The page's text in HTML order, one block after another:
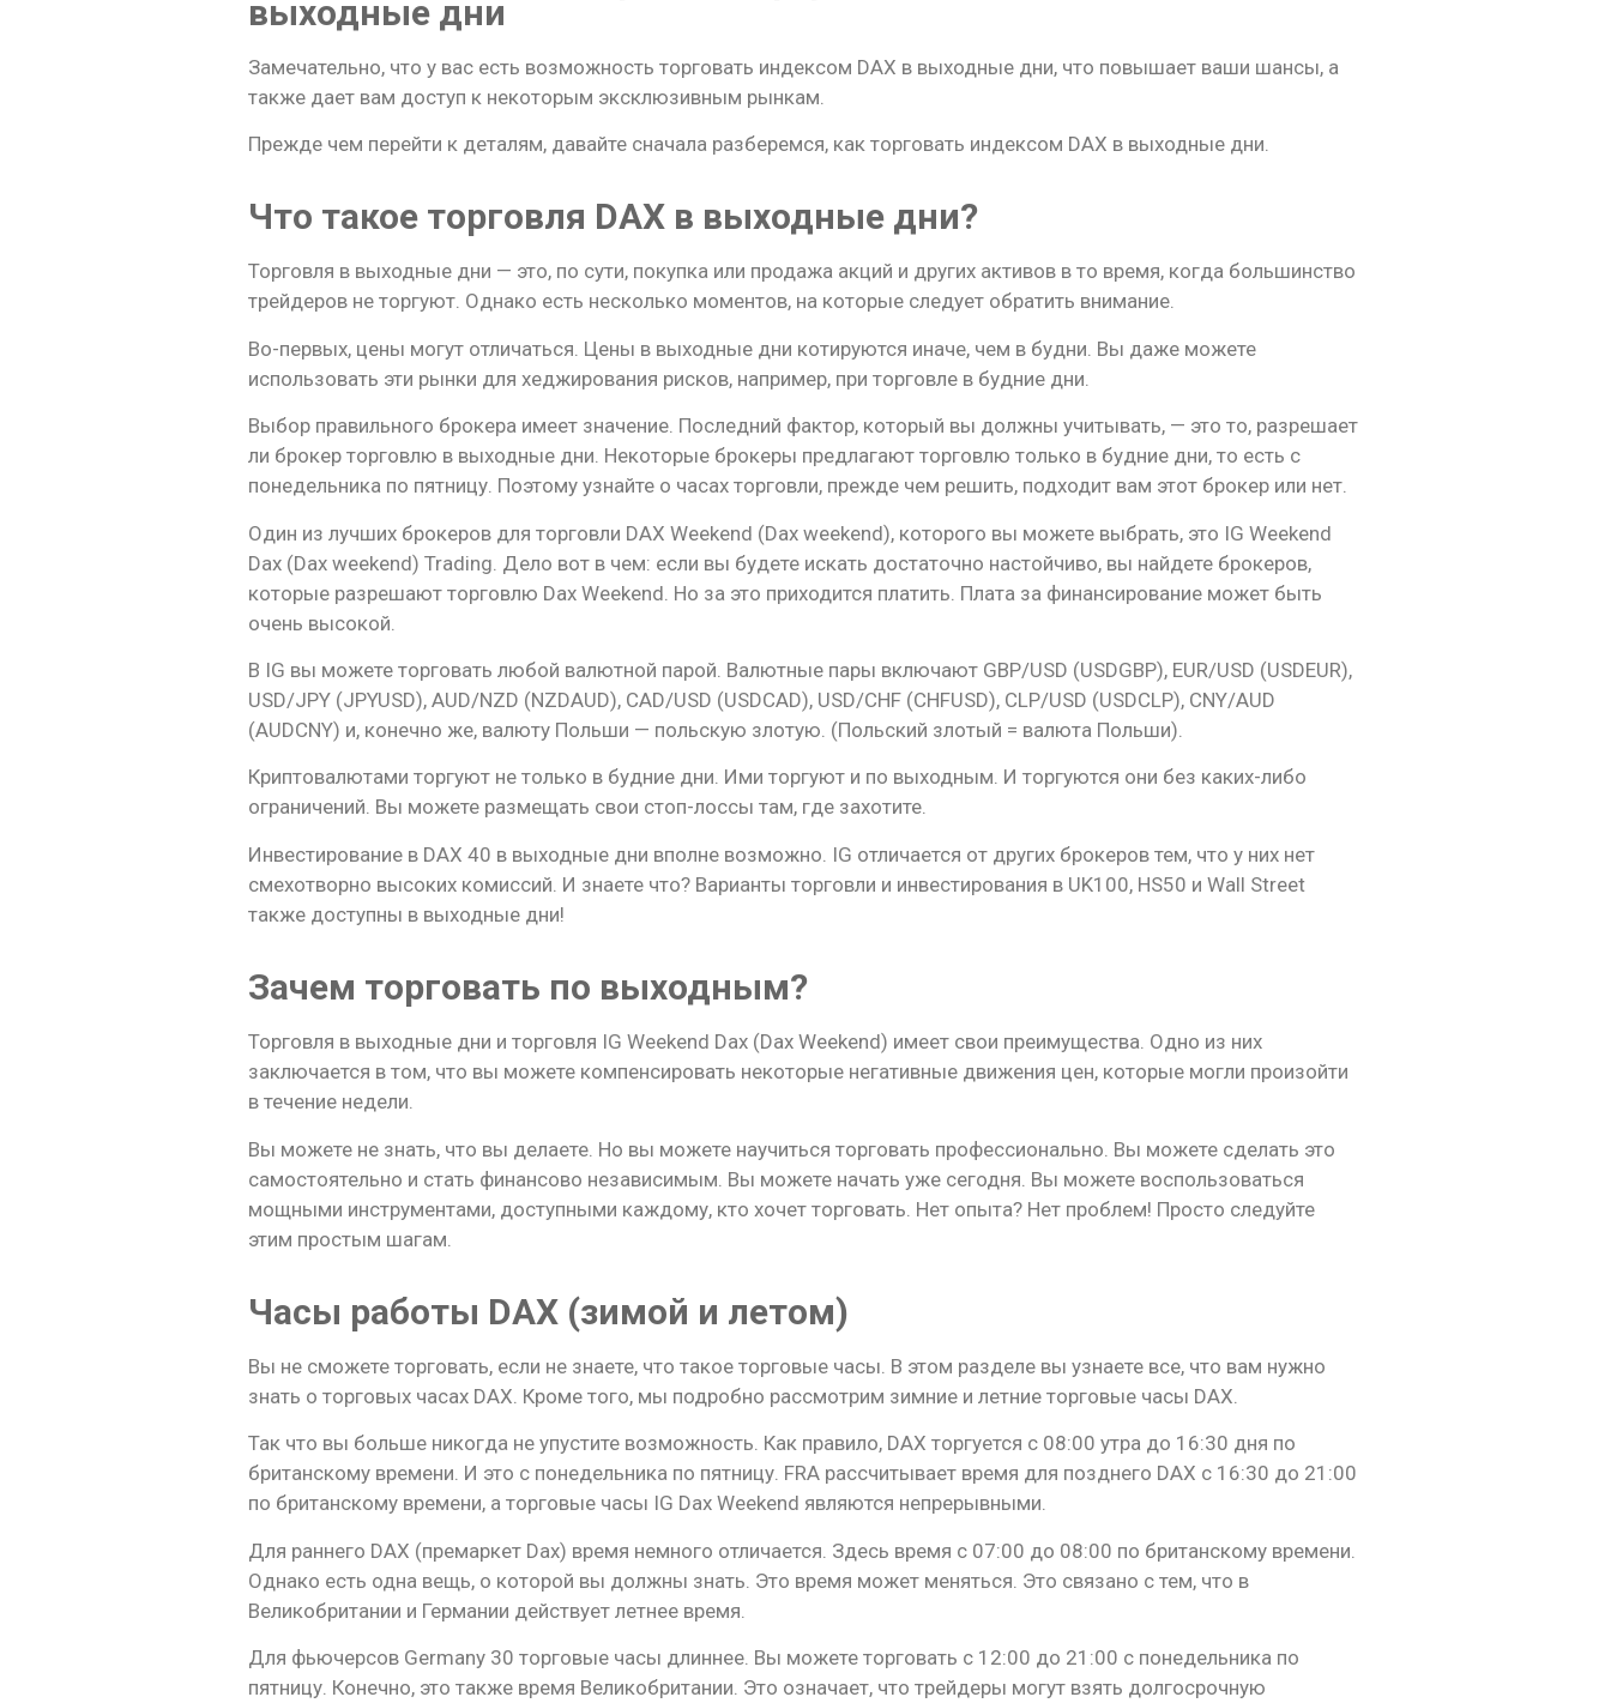
выходные дни
Замечательно, что у вас есть возможность торговать индексом DAX в выходные дни, что повышает ваши шансы, а
также дает вам доступ к некоторым эксклюзивным рынкам.
Прежде чем перейти к деталям, давайте сначала разберемся, как торговать индексом DAX в выходные дни.
Что такое торговля DAX в выходные дни?
Торговля в выходные дни — это, по сути, покупка или продажа акций и других активов в то время, когда большинство
трейдеров не торгуют. Однако есть несколько моментов, на которые следует обратить внимание.
Во-первых, цены могут отличаться. Цены в выходные дни котируются иначе, чем в будни. Вы даже можете
использовать эти рынки для хеджирования рисков, например, при торговле в будние дни.
Выбор правильного брокера имеет значение. Последний фактор, который вы должны учитывать, — это то, разрешает
ли брокер торговлю в выходные дни. Некоторые брокеры предлагают торговлю только в будние дни, то есть с
понедельника по пятницу. Поэтому узнайте о часах торговли, прежде чем решить, подходит вам этот брокер или нет.
Один из лучших брокеров для торговли DAX Weekend (Dax weekend), которого вы можете выбрать, это IG Weekend
Dax (Dax weekend) Trading. Дело вот в чем: если вы будете искать достаточно настойчиво, вы найдете брокеров,
которые разрешают торговлю Dax Weekend. Но за это приходится платить. Плата за финансирование может быть
очень высокой.
В IG вы можете торговать любой валютной парой. Валютные пары включают GBP/USD (USDGBP), EUR/USD (USDEUR),
USD/JPY (JPYUSD), AUD/NZD (NZDAUD), CAD/USD (USDCAD), USD/CHF (CHFUSD), CLP/USD (USDCLP), CNY/AUD
(AUDCNY) и, конечно же, валюту Польши — польскую злотую. (Польский злотый = валюта Польши).
Криптовалютами торгуют не только в будние дни. Ими торгуют и по выходным. И торгуются они без каких-либо
ограничений. Вы можете размещать свои стоп-лоссы там, где захотите.
Инвестирование в DAX 40 в выходные дни вполне возможно. IG отличается от других брокеров тем, что у них нет
смехотворно высоких комиссий. И знаете что? Варианты торговли и инвестирования в UK100, HS50 и Wall Street
также доступны в выходные дни!
Зачем торговать по выходным?
Торговля в выходные дни и торговля IG Weekend Dax (Dax Weekend) имеет свои преимущества. Одно из них
заключается в том, что вы можете компенсировать некоторые негативные движения цен, которые могли произойти
в течение недели.
Вы можете не знать, что вы делаете. Но вы можете научиться торговать профессионально. Вы можете сделать это
самостоятельно и стать финансово независимым. Вы можете начать уже сегодня. Вы можете воспользоваться
мощными инструментами, доступными каждому, кто хочет торговать. Нет опыта? Нет проблем! Просто следуйте
этим простым шагам.
Часы работы DAX (зимой и летом)
Вы не сможете торговать, если не знаете, что такое торговые часы. В этом разделе вы узнаете все, что вам нужно
знать о торговых часах DAX. Кроме того, мы подробно рассмотрим зимние и летние торговые часы DAX.
Так что вы больше никогда не упустите возможность. Как правило, DAX торгуется с 08:00 утра до 16:30 дня по
британскому времени. И это с понедельника по пятницу. FRA рассчитывает время для позднего DAX с 16:30 до 21:00
по британскому времени, а торговые часы IG Dax Weekend являются непрерывными.
Для раннего DAX (премаркет Dax) время немного отличается. Здесь время с 07:00 до 08:00 по британскому времени.
Однако есть одна вещь, о которой вы должны знать. Это время может меняться. Это связано с тем, что в
Великобритании и Германии действует летнее время.
Для фьючерсов Germany 30 торговые часы длиннее. Вы можете торговать с 12:00 до 21:00 с понедельника по
пятницу. Конечно, это также время Великобритании. Это означает, что трейдеры могут взять долгосрочную